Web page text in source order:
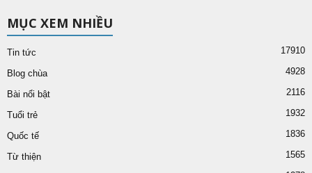
MỤC XEM NHIỀU
Tin tức 17910
Blog chùa 4928
Bài nổi bật 2116
Tuổi trẻ 1932
Quốc tế 1836
Từ thiện 1565